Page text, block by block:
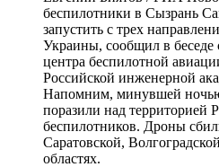
беспилотники в Сызрань
запустить с трех
Украины, сообщил в беседе
центра беспилотной
Российской инженерной
Напомним, минувшей
поразили над территорией
беспилотников. Дроны
Саратовской,
областях.